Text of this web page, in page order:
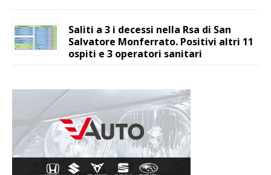
Saliti a 3 i decessi nella Rsa di San
Salvatore Monferrato. Positivi altri 11
ospiti e 3 operatori sanitari